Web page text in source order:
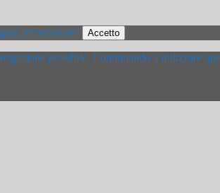
informazioni Accetto
possibile. Continuando a utilizzare